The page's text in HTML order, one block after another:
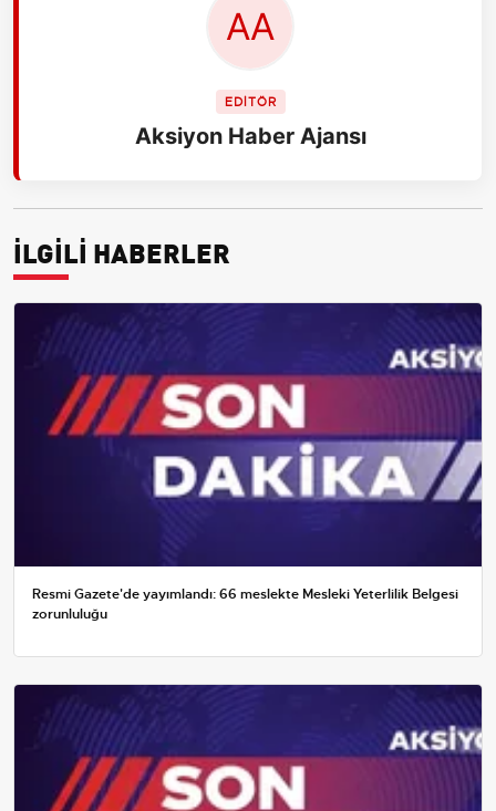
EDİTÖR
Aksiyon Haber Ajansı
İLGİLİ HABERLER
Resmi Gazete'de yayımlandı: 66 meslekte Mesleki Yeterlilik Belgesi
zorunluluğu